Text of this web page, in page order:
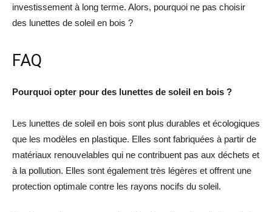
investissement à long terme. Alors, pourquoi ne pas choisir
des lunettes de soleil en bois ?
FAQ
Pourquoi opter pour des lunettes de soleil en bois ?
Les lunettes de soleil en bois sont plus durables et écologiques
que les modèles en plastique. Elles sont fabriquées à partir de
matériaux renouvelables qui ne contribuent pas aux déchets et
à la pollution. Elles sont également très légères et offrent une
protection optimale contre les rayons nocifs du soleil.